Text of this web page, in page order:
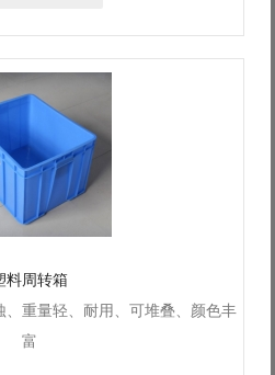
料周转箱
重量轻、耐用、可堆叠、颜色丰
富